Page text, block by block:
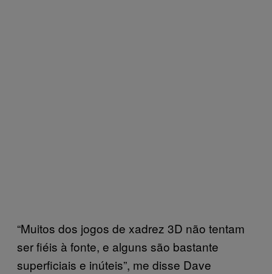
“Muitos dos jogos de xadrez 3D não tentam
ser fiéis à fonte, e alguns são bastante
superficiais e inúteis”, me disse Dave